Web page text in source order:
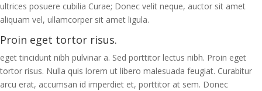
ultrices posuere cubilia Curae; Donec velit neque, auctor sit amet
aliquam vel, ullamcorper sit amet ligula.
Proin eget tortor risus.
eget tincidunt nibh pulvinar a. Sed porttitor lectus nibh. Proin eget
tortor risus. Nulla quis lorem ut libero malesuada feugiat. Curabitur
arcu erat, accumsan id imperdiet et, porttitor at sem. Donec